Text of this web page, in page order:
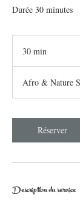
Durée 30 minutes
30 min
i
n
Afro & Nature
Réserver
Description du service